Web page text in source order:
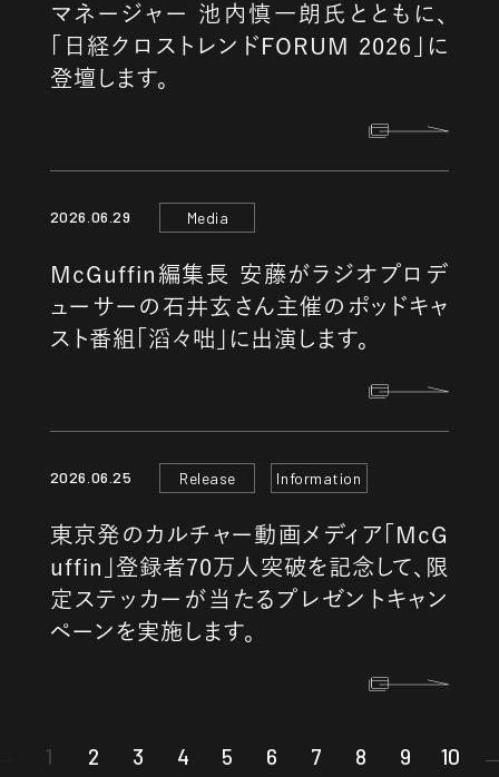
マネージャー 池内慎一朗氏とともに、
「日経クロストレンドFORUM 2026」に
登壇します。
2026.06.29 Media
McGuffin編集長 安藤がラジオプロデ
ューサーの石井玄さん主催のポッドキャ
スト番組「滔々咄」に出演します。
2026.06.25 Release Information
東京発のカルチャー動画メディア「McG
uffin」登録者70万人突破を記念して、限
定ステッカーが当たるプレゼントキャン
ペーンを実施します。
1 2 3 4 5 6 7 8 9 10